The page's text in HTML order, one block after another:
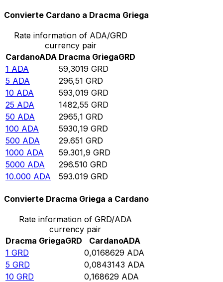
Convierte Cardano a Dracma Griega
Rate information of ADA/GRD
currency pair
CardanoADA Dracma GriegaGRD
1 ADA 59,3019 GRD
5 ADA 296,51 GRD
10 ADA 593,019 GRD
25 ADA 1482,55 GRD
50 ADA 2965,1 GRD
100 ADA 5930,19 GRD
500 ADA 29.651 GRD
1000 ADA 59.301,9 GRD
5000 ADA 296.510 GRD
10.000 ADA 593.019 GRD
Convierte Dracma Griega a Cardano
Rate information of GRD/ADA
currency pair
Dracma GriegaGRD CardanoADA
1 GRD 0,0168629 ADA
5 GRD 0,0843143 ADA
10 GRD 0,168629 ADA